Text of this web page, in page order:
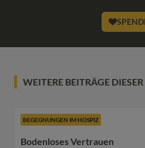
WEITERE BEITRÄGE
BEGEGNUNGEN IM HOSPIZ
Bodenloses Vertrauen